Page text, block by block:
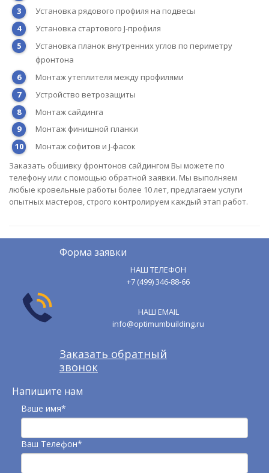
Установка рядового профиля на подвесы
Установка стартового J-профиля
Установка планок внутренних углов по периметру
фронтона
Монтаж утеплителя между профилями
Устройство ветрозащиты
Монтаж сайдинга
Монтаж финишной планки
Монтаж софитов и J-фасок
Заказать обшивку фронтонов сайдингом Вы можете по
телефону или с помощью обратной заявки. Мы выполняем
любые кровельные работы более 10 лет, предлагаем услуги
опытных мастеров, строго контролируем каждый этап работ.
Форма заявки
НАШ ТЕЛЕФОН
+7 (499) 346-88-66
НАШ EMAIL
info@optimumbuilding.ru
Заказать обратный
звонок
Напишите нам
Ваше имя*
Ваш Телефон*